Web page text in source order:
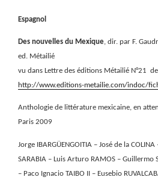
Espagnol
Des nouvelles du Mexique, dir. par F.
ed. Métailié
vu dans Lettre des éditions Métailié N°21
http://www.editions-metailie.com/indoc/
Anthologie de littérature mexicaine, en
Paris 2009
Jorge IBARGÜENGOITIA – José de la
SARABIA – Luis Arturo RAMOS – Guillermo
– Paco Ignacio TAIBO II – Eusebio